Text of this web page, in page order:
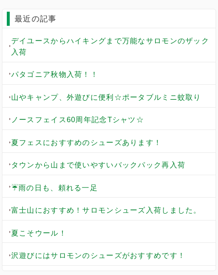
最近の記事
デイユースからハイキングまで万能なサロモンのザック
入荷
パタゴニア秋物入荷！！
山やキャンプ、外遊びに便利☆ポータブルミニ蚊取り
ノースフェイス60周年記念Tシャツ☆
夏フェスにおすすめのシューズあります！
タウンから山まで使いやすいバックパック再入荷
☔雨の日も、頼れる一足
富士山におすすめ！サロモンシューズ入荷しました。
夏こそウール！
沢遊びにはサロモンのシューズがおすすめです！